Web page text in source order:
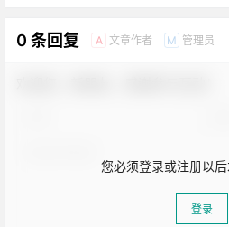
0 条回复 A 文章作者 M 管理员
您必须登录或注册以
登录